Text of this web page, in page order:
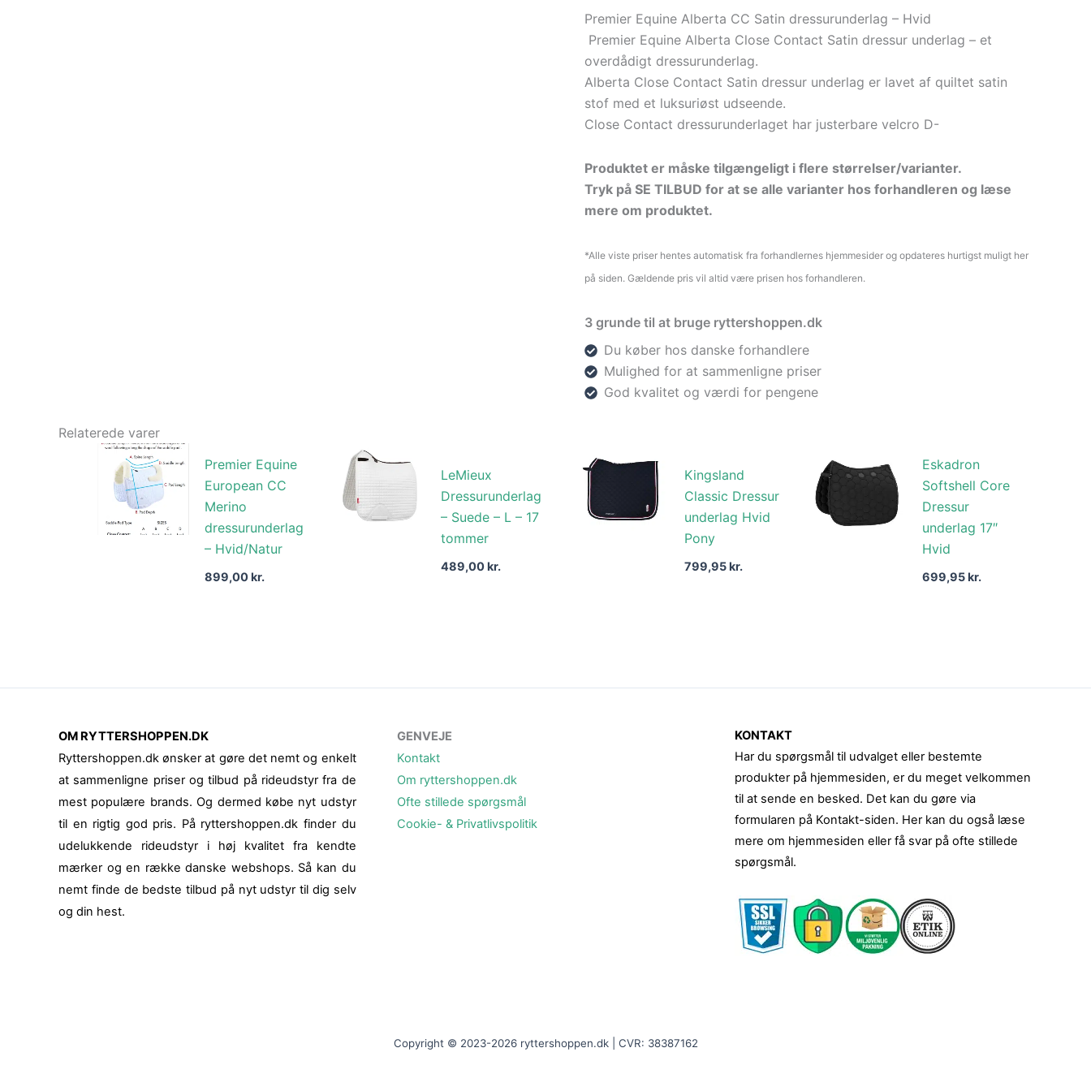
Premier Equine Alberta CC Satin dressurunderlag – Hvid
Premier Equine Alberta Close Contact Satin dressur underlag – et
overdådigt dressurunderlag.
Alberta Close Contact Satin dressur underlag er lavet af quiltet satin
stof med et luksuriøst udseende.
Close Contact dressurunderlaget har justerbare velcro D-
Produktet er måske tilgængeligt i flere størrelser/varianter.
Tryk på SE TILBUD for at se alle varianter hos forhandleren og læse
mere om produktet.
*Alle viste priser hentes automatisk fra forhandlernes hjemmesider og opdateres hurtigst muligt her
på siden. Gældende pris vil altid være prisen hos forhandleren.
3 grunde til at bruge ryttershoppen.dk
Du køber hos danske forhandlere
Mulighed for at sammenligne priser
God kvalitet og værdi for pengene
Relaterede varer
Premier Equine
European CC
Merino
dressurunderlag
– Hvid/Natur
899,00kr.
LeMieux
Dressurunderlag
– Suede – L – 17
tommer
489,00kr.
Kingsland
Classic Dressur
underlag Hvid
Pony
799,95kr.
Eskadron
Softshell Core
Dressur
underlag 17″
Hvid
699,95kr.
OM RYTTERSHOPPEN.DK
Ryttershoppen.dk ønsker at gøre det nemt og enkelt
at sammenligne priser og tilbud på rideudstyr fra de
mest populære brands. Og dermed købe nyt udstyr
til en rigtig god pris. På ryttershoppen.dk finder du
udelukkende rideudstyr i høj kvalitet fra kendte
mærker og en række danske webshops. Så kan du
nemt finde de bedste tilbud på nyt udstyr til dig selv
og din hest.
GENVEJE
Kontakt
Om ryttershoppen.dk
Ofte stillede spørgsmål
Cookie- & Privatlivspolitik
KONTAKT
Har du spørgsmål til udvalget eller bestemte
produkter på hjemmesiden, er du meget velkommen
til at sende en besked. Det kan du gøre via
formularen på Kontakt-siden. Her kan du også læse
mere om hjemmesiden eller få svar på ofte stillede
spørgsmål.
Copyright © 2023-2026 ryttershoppen.dk | CVR: 38387162